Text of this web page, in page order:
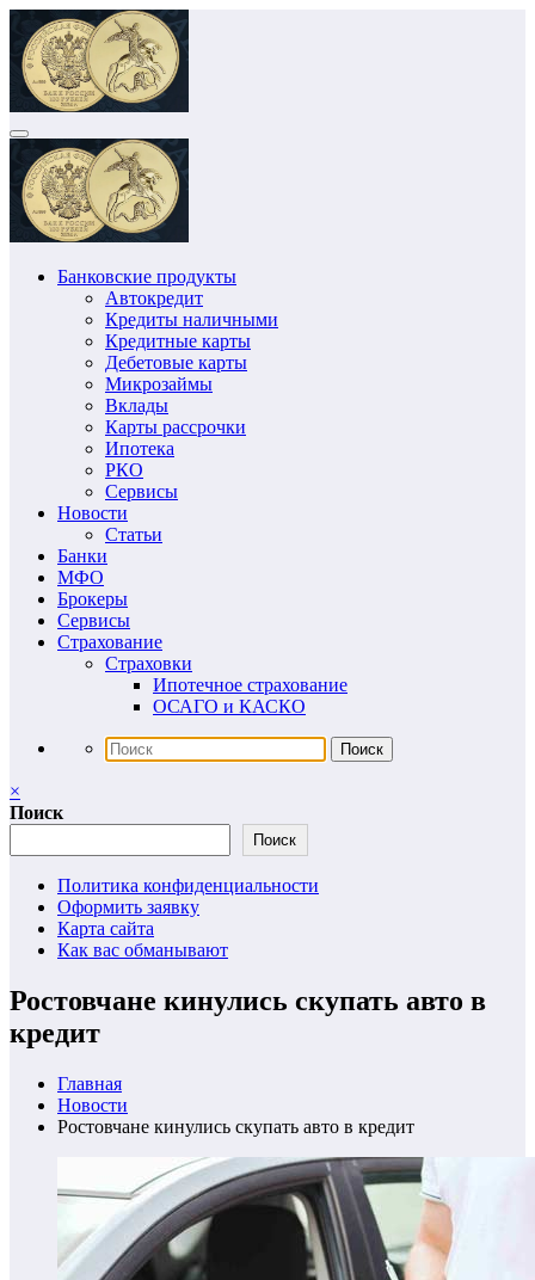
Перейти
содержимому
Банковские продукты
Автокредит
Кредиты наличными
Кредитные карты
Дебетовые карты
Микрозаймы
Вклады
Карты рассрочки
Ипотека
РКО
Сервисы
Новости
Статьи
Банки
МФО
Брокеры
Сервисы
Страхование
Страховки
Ипотечное страхование
ОСАГО и КАСКО
×
Поиск
Поиск
Политика конфиденциальности
Оформить заявку
Карта сайта
Как вас обманывают
Ростовчане кинулись скупать авто в
кредит
Главная
Новости
Ростовчане кинулись скупать авто в кредит